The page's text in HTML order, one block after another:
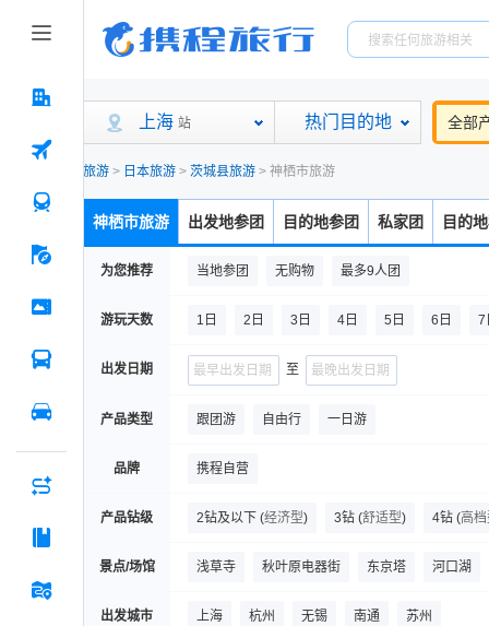
上海 站 热门目的地 全部
旅游 > 日本旅游 > 茨城县旅游 > 神栖市旅游
神栖市旅游 出发地参团 目的地参团 私家团 目的
为您推荐 当地参团 无购物 最多9人团
游玩天数 1日 2日 3日 4日 5日 6日 7
出发日期 至
产品类型 跟团游 自由行 一日游
品牌 携程自营
产品钻级 2钻及以下 (经济型) 3钻 (舒适型) 4钻 (高
景点/场馆 浅草寺 秋叶原电器街 东京塔 河口湖
三年坂二年坂 大石公园
出发城市 上海 杭州 无锡 南通 苏州